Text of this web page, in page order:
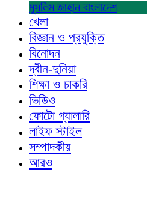
মুসলিম জাহান বাংলাদেশ
খেলা
বিজ্ঞান ও প্রযুক্তি
বিনোদন
দ্বীন-দুনিয়া
শিক্ষা ও চাকরি
ভিডিও
ফোটো গ্যালারি
লাইফ স্টাইল
সম্পাদকীয়
আরও